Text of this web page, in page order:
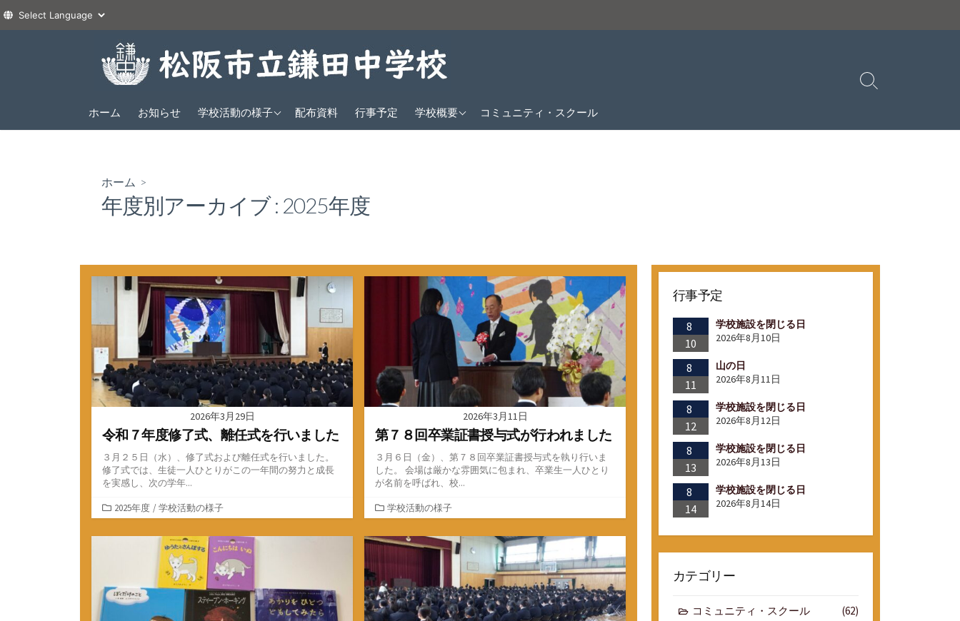
へ
ホーム お知らせ 学校活動の様子
2026年度
1年
3年
配布資料 行事予定 学校概要
教育方針
コミュニティ・スクール
検
り
ホーム >
年度別アーカイブ : 2025年度
2026年3月29日
令和７年度修了式、離任式を行いました
３月２５日（水）、修了式および離任式を行いました。
修了式では、生徒一人ひとりがこの一年間の努力と成長
を実感し、次の学年...
カ
テ
ゴ
2025年度 / 学校活動の様子
2026年3月11日
第７８回卒業証書授与式が行われました
３月６日（金）、第７８回卒業証書授与式を執り行いま
した。 会場は厳かな雰囲気に包まれ、卒業生一人ひとり
が名前を呼ばれ、校...
カ
テ
ゴ
リ
学校活動の様子
行事予定
8
10
学校施設を閉じる日
2026年8月10日
8
11
山の日
2026年8月11日
8
12
学校施設を閉じる日
2026年8月12日
8
13
学校施設を閉じる日
2026年8月13日
8
14
学校施設を閉じる日
2026年8月14日
カテゴリー
コミュニティ・スクール (62)